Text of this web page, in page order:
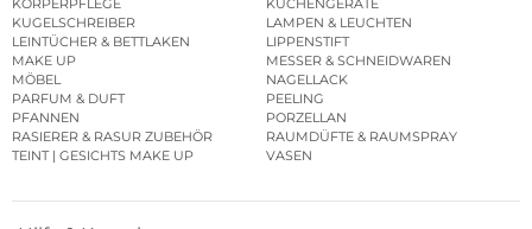
KÖRPERPFLEGE
KÜCHENGERÄTE
KUGELSCHREIBER
LAMPEN & LEUCHTEN
LEINTÜCHER & BETTLAKEN
LIPPENSTIFT
MAKE UP
MESSER & SCHNEIDWAREN
MÖBEL
NAGELLACK
PARFUM & DUFT
PEELING
PFANNEN
PORZELLAN
RASIERER & RASUR ZUBEHÖR
RAUMDÜFTE & RAUMSPRAY
TEINT | GESICHTS MAKE UP
VASEN